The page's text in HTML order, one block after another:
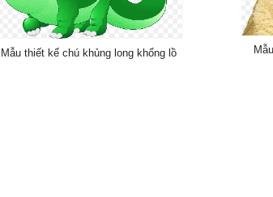
Mẫu thiết kế chú khủng long khổng lồ